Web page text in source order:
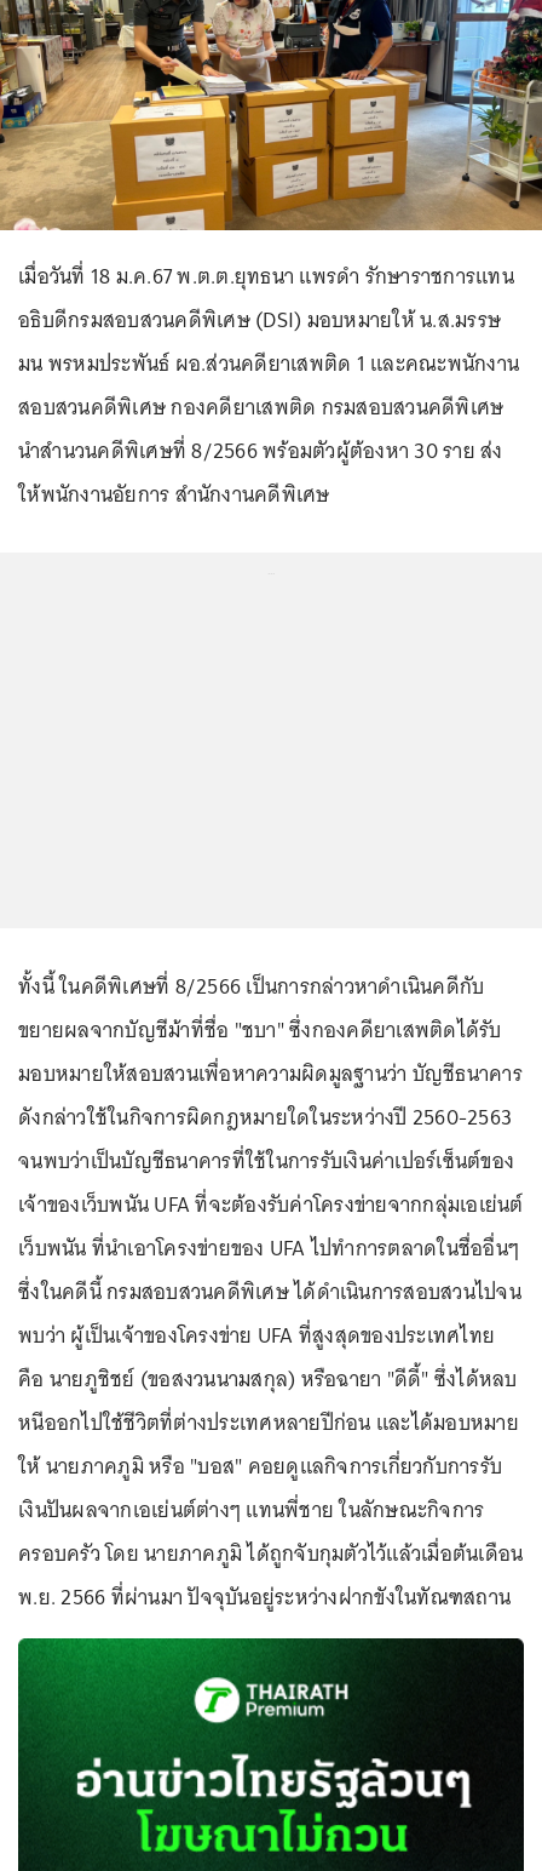
เมื่อวันที่ 18 ม.ค.67 พ.ต.ต.ยุทธนา แพรดำ รักษาราชการแทน
อธิบดีกรมสอบสวนคดีพิเศษ (DSI) มอบหมายให้ น.ส.มรรษ
มน พรหมประพันธ์ ผอ.ส่วนคดียาเสพติด 1 และคณะพนักงาน
สอบสวนคดีพิเศษ กองคดียาเสพติด กรมสอบสวนคดีพิเศษ
นำสำนวนคดีพิเศษที่ 8/2566 พร้อมตัวผู้ต้องหา 30 ราย ส่ง
ให้พนักงานอัยการ สำนักงานคดีพิเศษ
ทั้งนี้ ในคดีพิเศษที่ 8/2566 เป็นการกล่าวหาดำเนินคดีกับ
ขยายผลจากบัญชีม้าที่ชื่อ "ชบา" ซึ่งกองคดียาเสพติดได้รับ
มอบหมายให้สอบสวนเพื่อหาความผิดมูลฐานว่า บัญชีธนาคาร
ดังกล่าวใช้ในกิจการผิดกฎหมายใดในระหว่างปี 2560-2563
จนพบว่าเป็นบัญชีธนาคารที่ใช้ในการรับเงินค่าเปอร์เซ็นต์ของ
เจ้าของเว็บพนัน UFA ที่จะต้องรับค่าโครงข่ายจากกลุ่มเอเย่นต์
เว็บพนัน ที่นำเอาโครงข่ายของ UFA ไปทำการตลาดในชื่ออื่นๆ
ซึ่งในคดีนี้ กรมสอบสวนคดีพิเศษ ได้ดำเนินการสอบสวนไปจน
พบว่า ผู้เป็นเจ้าของโครงข่าย UFA ที่สูงสุดของประเทศไทย
คือ นายภูชิชย์ (ขอสงวนนามสกุล) หรือฉายา "ดีดี้" ซึ่งได้หลบ
หนีออกไปใช้ชีวิตที่ต่างประเทศหลายปีก่อน และได้มอบหมาย
ให้ นายภาคภูมิ หรือ "บอส" คอยดูแลกิจการเกี่ยวกับการรับ
เงินปันผลจากเอเย่นต์ต่างๆ แทนพี่ชาย ในลักษณะกิจการ
ครอบครัว โดย นายภาคภูมิ ได้ถูกจับกุมตัวไว้แล้วเมื่อต้นเดือน
พ.ย. 2566 ที่ผ่านมา ปัจจุบันอยู่ระหว่างฝากขังในทัณฑสถาน